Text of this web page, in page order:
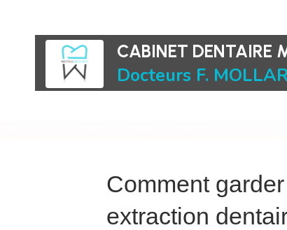
CABINET DENTAIRE
Docteurs F.
Comment
extraction